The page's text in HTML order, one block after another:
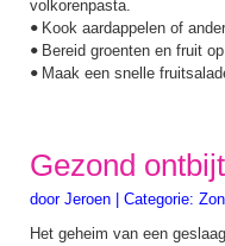
volkorenpasta.
• Kook aardappelen of
• Bereid groenten en fruit
• Maak een snelle
Gezond
door Jeroen Categorie:
Het geheim van een